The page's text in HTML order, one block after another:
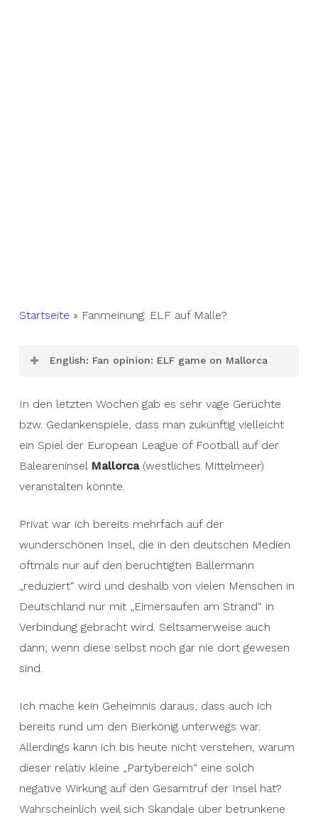
Startseite » Fanmeinung: ELF auf Malle?
English: Fan opinion: ELF game on Mallorca
vague rumors or mind games that a European
League of Football game might be held on the
Balearic island of Mallorca (western
Mediterranean) in the future.
is therefore only associated by many people in
there themselves.
I make no secret of the fact that I’ve already
„party area“ has such a negative effect on the
overall reputation of the island? Probably
because scandals about drunken party tourists
sell better than a report about the Oranges of
In den letzten Wochen gab es sehr vage Gerüchte
bzw. Gedankenspiele, dass man zukünftig vielleicht
ein Spiel der European League of Football auf der
Baleareninsel Mallorca (westliches Mittelmeer)
veranstalten könnte.
Privat war ich bereits mehrfach auf der
wunderschönen Insel, die in den deutschen Medien
oftmals nur auf den berüchtigten Ballermann
„reduziert“ wird und deshalb von vielen Menschen in
Deutschland nur mit „Eimersaufen am Strand“ in
Verbindung gebracht wird. Seltsamerweise auch
dann, wenn diese selbst noch gar nie dort gewesen
sind.
Ich mache kein Geheimnis daraus, dass auch ich
bereits rund um den Bierkönig unterwegs war.
Allerdings kann ich bis heute nicht verstehen, warum
dieser relativ kleine „Partybereich“ eine solch
negative Wirkung auf den Gesamtruf der Insel hat?
Wahrscheinlich weil sich Skandale über betrunkene